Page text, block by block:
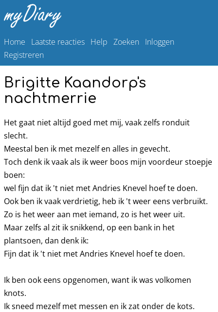
Home Laatste reacties Help Zoeken Inloggen
Registreren
Brigitte Kaandorp's
nachtmerrie
Het gaat niet altijd goed met mij, vaak zelfs ronduit
slecht.
Meestal ben ik met mezelf en alles in gevecht.
Toch denk ik vaak als ik weer boos mijn voordeur stoepje
boen:
wel fijn dat ik 't niet met Andries Knevel hoef te doen.
Ook ben ik vaak verdrietig, heb ik 't weer eens verbruikt.
Zo is het weer aan met iemand, zo is het weer uit.
Maar zelfs al zit ik snikkend, op een bank in het
plantsoen, dan denk ik:
Fijn dat ik 't niet met Andries Knevel hoef te doen.
Ik ben ook eens opgenomen, want ik was volkomen
knots.
Ik sneed mezelf met messen en ik zat onder de kots.